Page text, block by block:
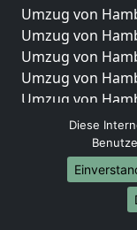
Umzug von
Umzug von
Umzug von
Umzug von
Umzug von
Umzug von
Umzug von
Umzug von
Umzug von
Umzug von
Diese